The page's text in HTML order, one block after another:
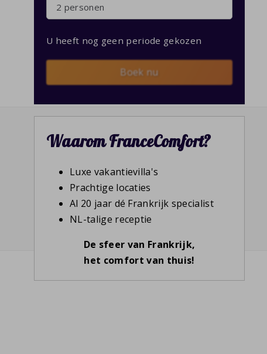
2 personen
U heeft nog geen periode gekozen
Boek nu
Waarom FranceComfort?
Luxe vakantievilla's
Prachtige locaties
Al 20 jaar dé Frankrijk specialist
NL-talige receptie
De sfeer van Frankrijk,
het comfort van thuis!